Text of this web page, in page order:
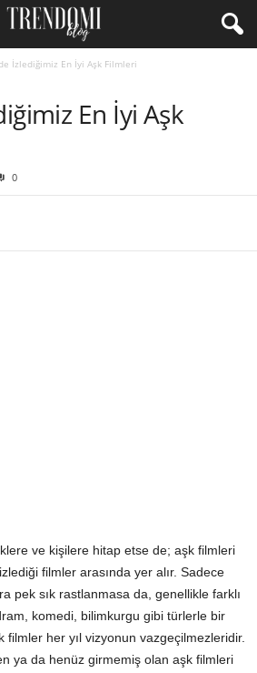
İzlediğimiz En İyi Aşk Filmleri
En İyi Aşk
0
ve kişilere hitap etse de; aşk filmleri
filmler arasında yer alır. Sadece
pek sık rastlanmasa da, genellikle farklı
komedi, bilimkurgu gibi türlerle bir
filmler her yıl vizyonun vazgeçilmezleridir.
ya da henüz girmemiş olan aşk filmleri